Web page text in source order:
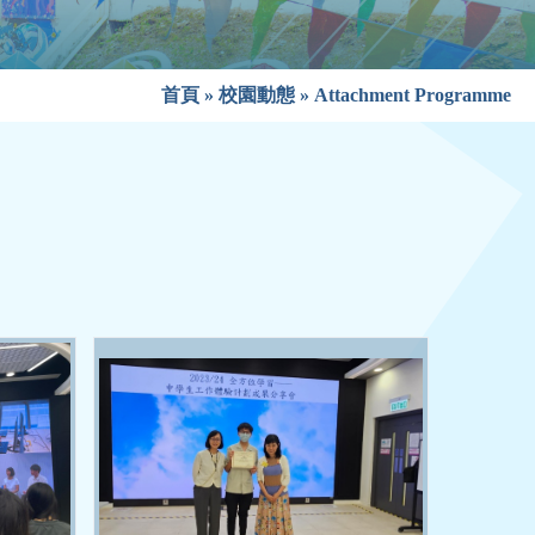
首頁 » 校園動態 » Attachment Programme